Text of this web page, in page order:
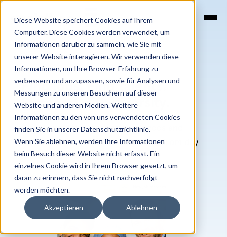
Diese Website speichert Cookies auf Ihrem
Computer. Diese Cookies werden verwendet, um
Informationen darüber zu sammeln, wie Sie mit
unserer Website interagieren. Wir verwenden diese
Informationen, um Ihre Browser-Erfahrung zu
verbessern und anzupassen, sowie für Analysen und
Messungen zu unseren Besuchern auf dieser
Website und anderen Medien. Weitere
Informationen zu den von uns verwendeten Cookies
finden Sie in unserer Datenschutzrichtlinie.
Wenn Sie ablehnen, werden Ihre Informationen
beim Besuch dieser Website nicht erfasst. Ein
einzelnes Cookie wird in Ihrem Browser gesetzt, um
daran zu erinnern, dass Sie nicht nachverfolgt
werden möchten.
Akzeptieren Ablehnen
SKIP
Find jobs. Find talents.
Succeed with diversity.
Discover skilled, motivated refugees and
migrants who will enrich your team from day
one.